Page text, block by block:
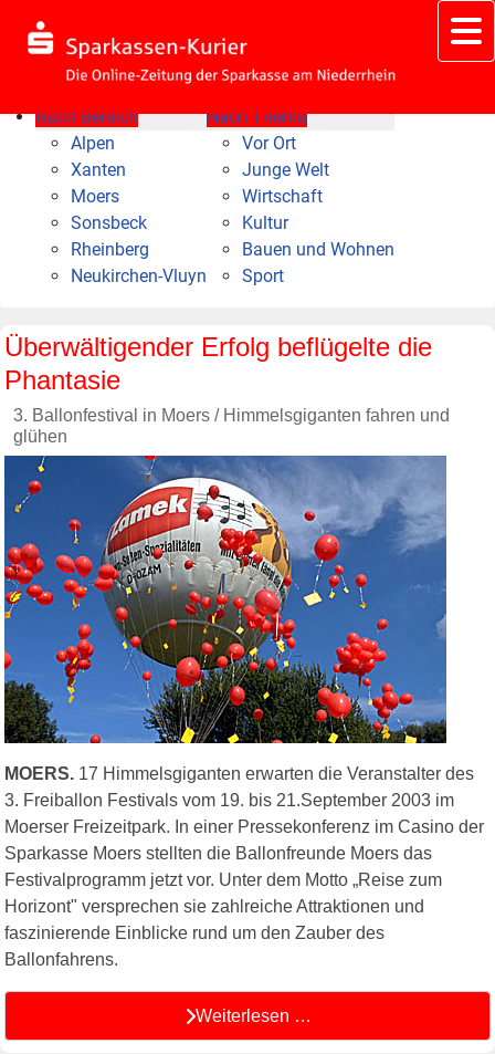
Nach Bereich
Alpen
Xanten
Moers
Sonsbeck
Rheinberg
Neukirchen-Vluyn
Nach Thema
Vor Ort
Junge Welt
Wirtschaft
Kultur
Bauen und Wohnen
Sport
Überwältigender Erfolg beflügelte die
Phantasie
3. Ballonfestival in Moers / Himmelsgiganten fahren und
glühen
MOERS. 17 Himmelsgiganten erwarten die Veranstalter des
3. Freiballon Festivals vom 19. bis 21.September 2003 im
Moerser Freizeitpark. In einer Pressekonferenz im Casino der
Sparkasse Moers stellten die Ballonfreunde Moers das
Festivalprogramm jetzt vor. Unter dem Motto „Reise zum
Horizont" versprechen sie zahlreiche Attraktionen und
faszinierende Einblicke rund um den Zauber des
Ballonfahrens.
Weiterlesen …